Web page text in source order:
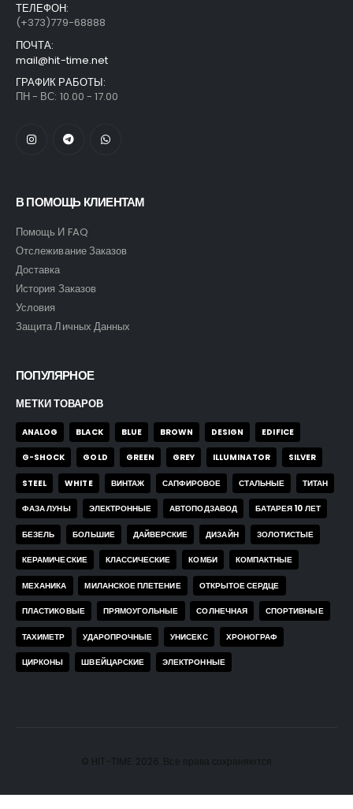
ТЕЛЕФОН:
(+373)779-68888
ПОЧТА:
mail@hit-time.net
ГРАФИК РАБОТЫ:
ПН - ВС: 10.00 - 17.00
В ПОМОЩЬ КЛИЕНТАМ
Помощь И FAQ
Отслеживание Заказов
Доставка
История Заказов
Условия
Защита Личных Данных
ПОПУЛЯРНОЕ
МЕТКИ ТОВАРОВ
ANALOG BLACK BLUE BROWN DESIGN EDIFICE
G-SHOCK GOLD GREEN GREY ILLUMINATOR SILVER
STEEL WHITE ВИНТАЖ САПФИРОВОЕ СТАЛЬНЫЕ ТИТАН
ФАЗА ЛУНЫ ЭЛЕКТРОННЫЕ АВТОПОДЗАВОД БАТАРЕЯ 10 ЛЕТ
БЕЗЕЛЬ БОЛЬШИЕ ДАЙВЕРСКИЕ ДИЗАЙН ЗОЛОТИСТЫЕ
КЕРАМИЧЕСКИЕ КЛАССИЧЕСКИЕ КОМБИ КОМПАКТНЫЕ
МЕХАНИКА МИЛАНСКОЕ ПЛЕТЕНИЕ ОТКРЫТОЕ СЕРДЦЕ
ПЛАСТИКОВЫЕ ПРЯМОУГОЛЬНЫЕ СОЛНЕЧНАЯ СПОРТИВНЫЕ
ТАХИМЕТР УДАРОПРОЧНЫЕ УНИСЕКС ХРОНОГРАФ
ЦИРКОНЫ ШВЕЙЦАРСКИЕ ЭЛЕКТРОННЫЕ
© HIT-TIME. 2026. Все права сохраняются